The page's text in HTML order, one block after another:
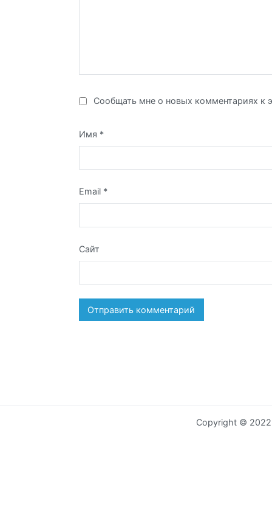
Сообщать мне о новых комментариях к
Имя *
Email *
Сайт
Copyright ©